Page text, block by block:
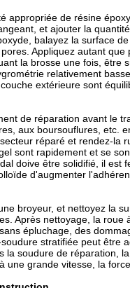
de résine
et ajouter la
balayez la surface
Appliquez autant
la brosse une fois,
relativement
extérieure sont
de réparation avant le
aux boursouflures, etc.
réparé et rendez-
sont rapidement et se
doive être solidifié, il
d'augmenter
broyeur, et nettoyez la
Après nettoyage, la
épluchage, des
stratifiée peut
soudure de réparation,
grande vitesse, la